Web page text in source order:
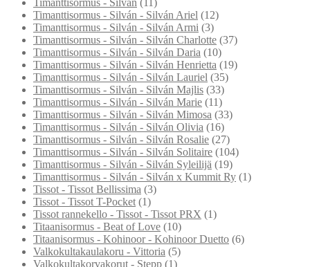
Timanttisormus - Silván - Silván Ariel (12)
Timanttisormus - Silván - Silván Armi (3)
Timanttisormus - Silván - Silván Charlotte (37)
Timanttisormus - Silván - Silván Daria (10)
Timanttisormus - Silván - Silván Henrietta (19)
Timanttisormus - Silván - Silván Lauriel (35)
Timanttisormus - Silván - Silván Majlis (33)
Timanttisormus - Silván - Silván Marie (11)
Timanttisormus - Silván - Silván Mimosa (33)
Timanttisormus - Silván - Silván Olivia (16)
Timanttisormus - Silván - Silván Rosalie (27)
Timanttisormus - Silván - Silván Solitaire (104)
Timanttisormus - Silván - Silván Syleilijä (19)
Timanttisormus - Silván - Silván x Kummit Ry (1)
Tissot - Tissot Bellissima (3)
Tissot - Tissot T-Pocket (1)
Tissot rannekello - Tissot - Tissot PRX (1)
Titaanisormus - Beat of Love (10)
Titaanisormus - Kohinoor - Kohinoor Duetto (6)
Valkokultakaulakoru - Vittoria (5)
Valkokultakorvakorut - Stepp (1)